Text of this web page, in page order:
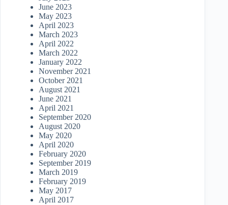
June 2023
May 2023
April 2023
March 2023
April 2022
March 2022
January 2022
November 2021
October 2021
August 2021
June 2021
April 2021
September 2020
August 2020
May 2020
April 2020
February 2020
September 2019
March 2019
February 2019
May 2017
April 2017